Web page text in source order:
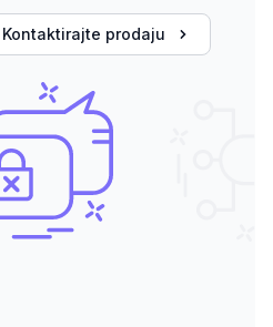
Kontaktirajte prodaju